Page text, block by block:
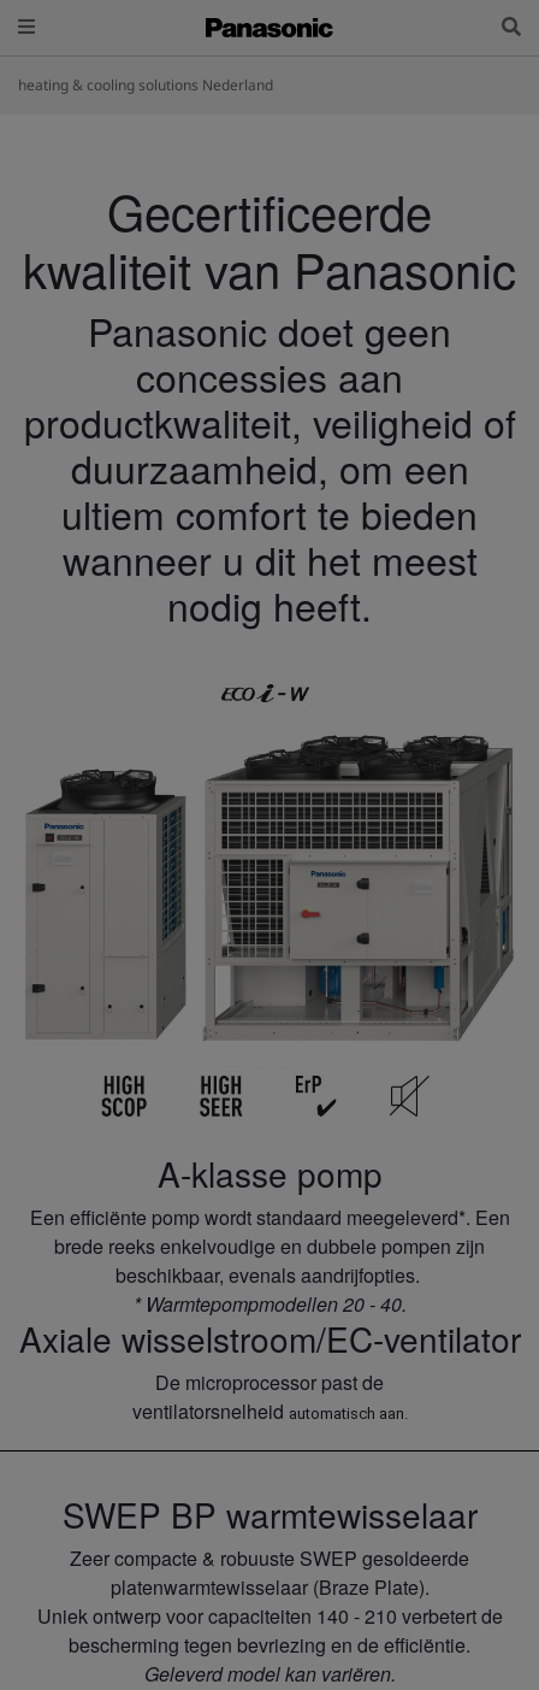
heating & cooling solutions Nederland
Gecertificeerde
kwaliteit van Panasonic
Panasonic doet geen
concessies aan
productkwaliteit, veiligheid of
duurzaamheid, om een
ultiem comfort te bieden
wanneer u dit het meest
nodig heeft.
A-klasse pomp
Een efficiënte pomp wordt standaard meegeleverd*. Een
brede reeks enkelvoudige en dubbele pompen zijn
beschikbaar, evenals aandrijfopties.
* Warmtepompmodellen 20 - 40.
Axiale wisselstroom/EC-ventilator
De microprocessor past de
ventilatorsnelheid automatisch aan.
SWEP BP warmtewisselaar
Zeer compacte & robuuste SWEP gesoldeerde
platenwarmtewisselaar (Braze Plate).
Uniek ontwerp voor capaciteiten 140 - 210 verbetert de
bescherming tegen bevriezing en de efficiëntie.
Geleverd model kan variëren.